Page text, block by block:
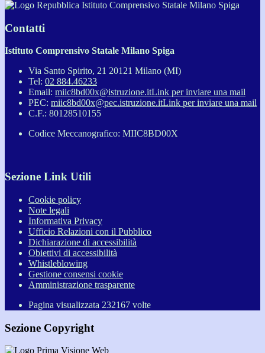
Istituto Comprensivo Statale Milano Spiga
Contatti
Istituto Comprensivo Statale Milano Spiga
Via Santo Spirito, 21 20121 Milano (MI)
Tel: 02 884.46233
Email: miic8bd00x@istruzione.itLink per inviare una mail
PEC: miic8bd00x@pec.istruzione.itLink per inviare una mail
C.F.: 80128510155
Codice Meccanografico: MIIC8BD00X
Sezione Link Utili
Cookie policy
Note legali
Informativa Privacy
Ufficio Relazioni con il Pubblico
Dichiarazione di accessibilità
Obiettivi di accessibilità
Whistleblowing
Gestione consensi cookie
Amministrazione trasparente
Pagina visualizzata 232167 volte
Sezione Copyright